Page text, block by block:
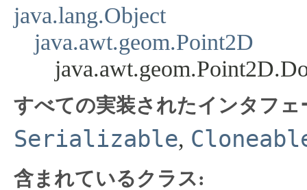
java.lang.Object
java.awt.geom.Point2D
すべての実装されたインタフェ
Serializable,
含まれているクラス: